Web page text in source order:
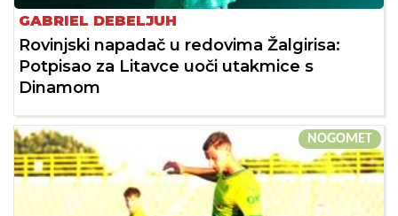
GABRIEL DEBELJUH
Rovinjski napadač u redovima Žalgirisa:
Potpisao za Litavce uoči utakmice s
Dinamom
NOGOMET